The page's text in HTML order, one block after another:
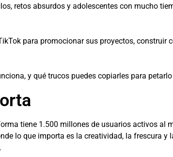
retos absurdos y adolescentes con mucho
para promocionar sus proyectos, construir
y qué trucos puedes copiarles para
tiene 1.500 millones de usuarios activos al
lo que importa es la creatividad, la frescura